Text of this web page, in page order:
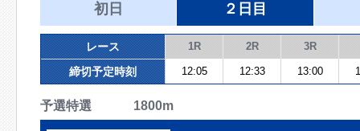
初日 ２日目
レース 1R 2R 3R
締切予定時刻 12:05 12:33 13:00
予選特選 1800m